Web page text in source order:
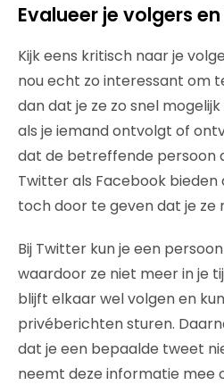
Evalueer je volgers
Kijk eens kritisch naar je
nou echt zo interessant om
dan dat je ze zo snel
als je iemand ontvolgt of
dat de betreffende persoon
Twitter als Facebook bieden
toch door te geven dat je ze
Bij Twitter kun je een
waardoor ze niet meer in je
blijft elkaar wel volgen en
privéberichten sturen.
dat je een bepaalde tweet
neemt deze informatie mee